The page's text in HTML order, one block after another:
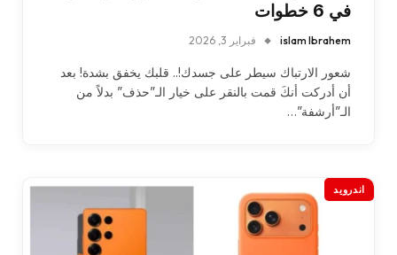
في 6 خطوات
islam Ibrahem فبراير 3, 2026
شعور الارتباك سيطر على جسدك!.. قلبك يخفق بشدة! بعد
أن أدركت أنكَ قمت بالنقر على خيار الـ”حذف” بدلاً من
الـ”أرشفة”…
اندرويد